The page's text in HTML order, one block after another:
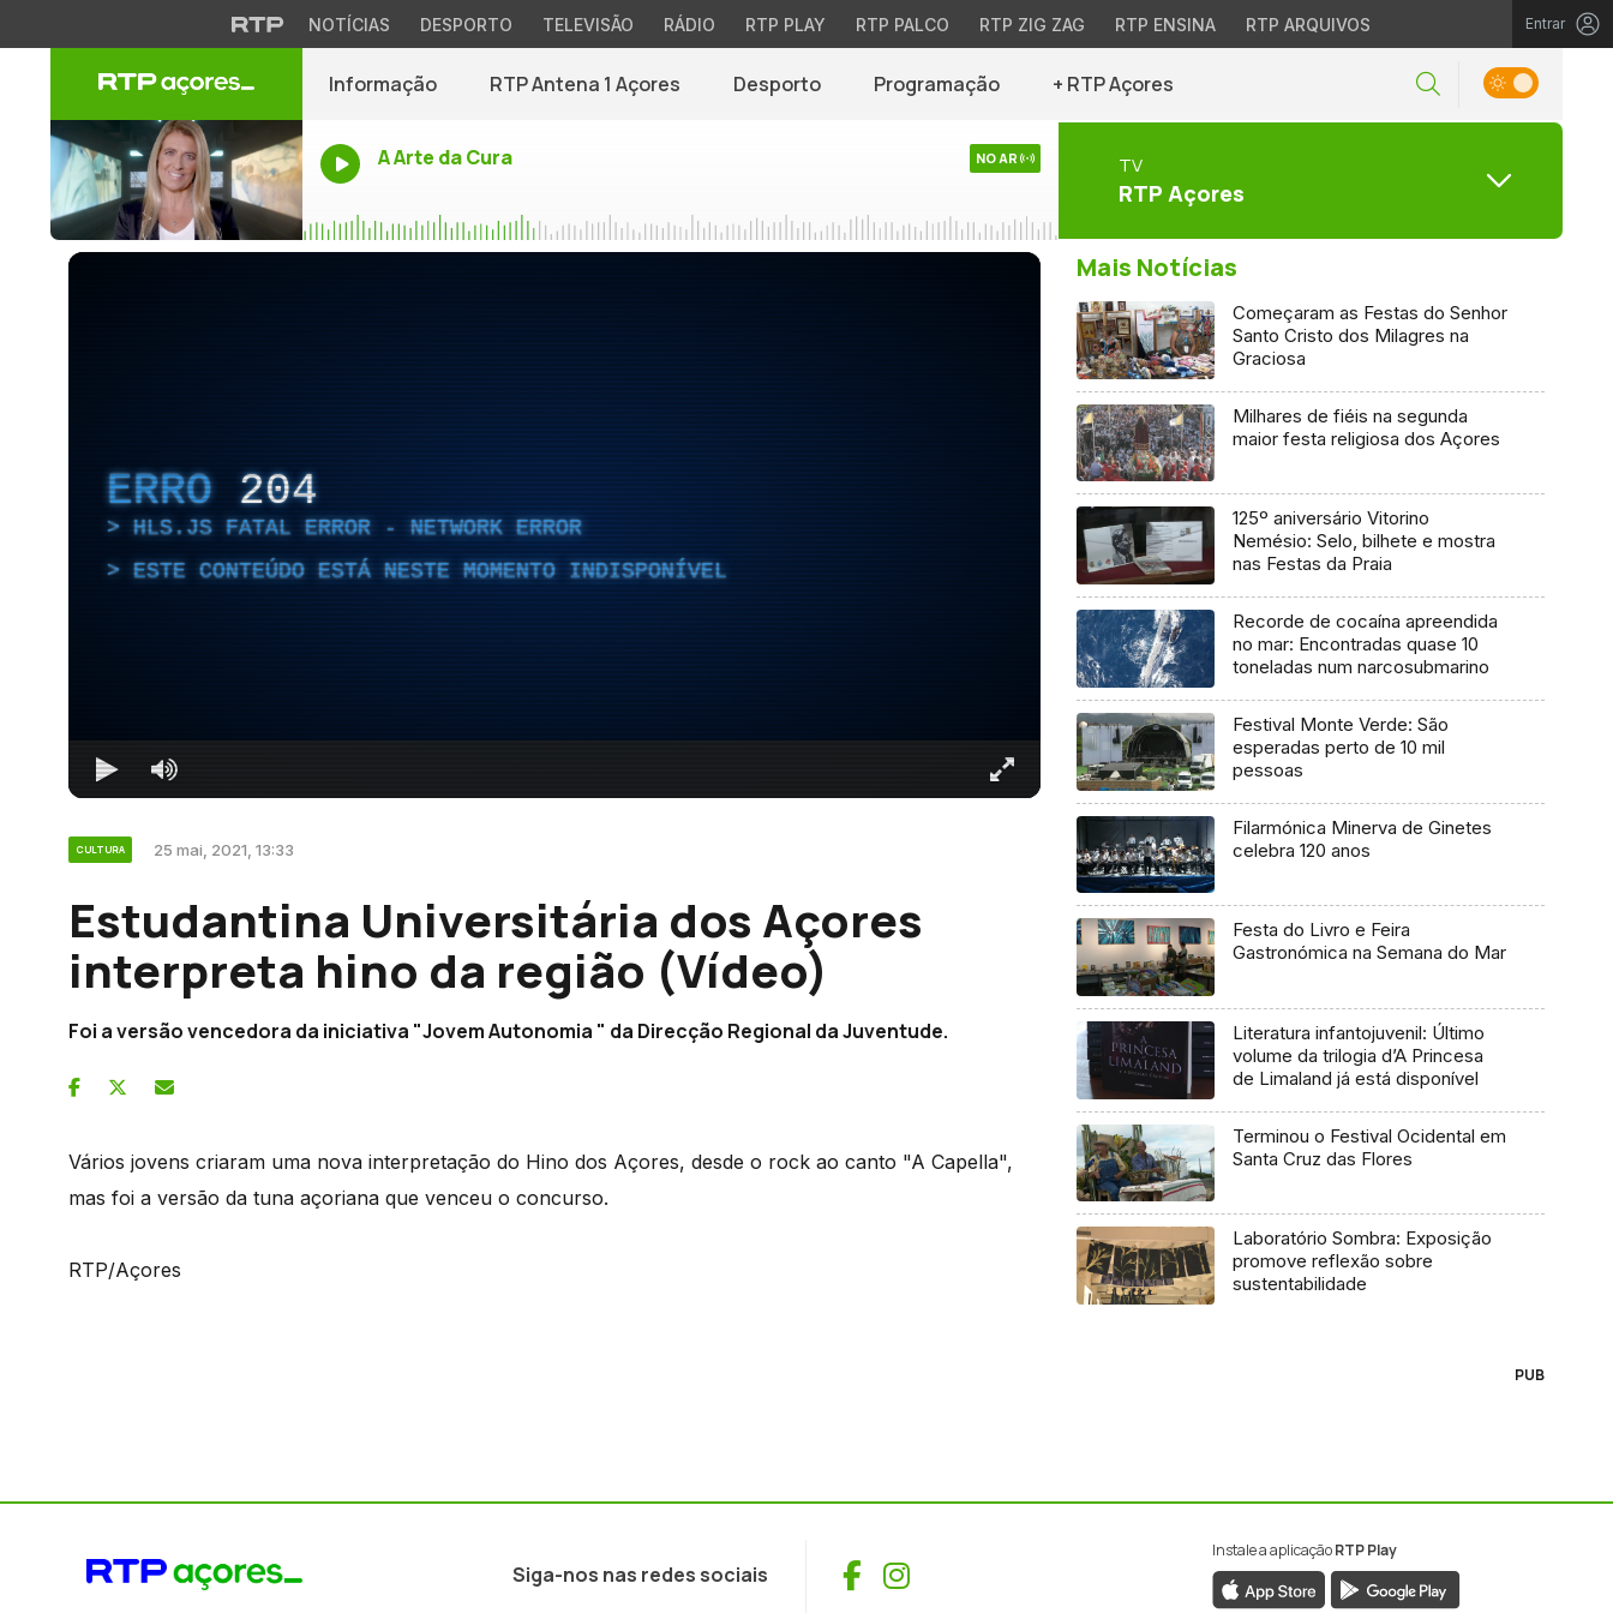
NOTÍCIAS DESPORTO TELEVISÃO RÁDIO RTP PLAY RTP PALCO RTP ZIG ZAG RTP ENSINA RTP ARQUIVOS Entrar
Informação RTP Antena 1 Açores Desporto Programação + RTP Açores
A Arte da Cura NO AR TV
RTP Açores
ERRO 204
HLS.JS FATAL ERROR - NETWORK ERROR
ESTE CONTEÚDO ESTÁ NESTE MOMENTO INDISPONÍVEL
CULTURA 25 mai, 2021, 13:33
Estudantina Universitária dos Açores
interpreta hino da região (Vídeo)
Foi a versão vencedora da iniciativa "Jovem Autonomia " da Direcção Regional da Juventude.
Vários jovens criaram uma nova interpretação do Hino dos Açores, desde o rock ao canto "A Capella",
mas foi a versão da tuna açoriana que venceu o concurso.
RTP/Açores
Mais Notícias
Começaram as Festas do Senhor
Santo Cristo dos Milagres na
Graciosa
Milhares de fiéis na segunda
maior festa religiosa dos Açores
125º aniversário Vitorino
Nemésio: Selo, bilhete e mostra
nas Festas da Praia
Recorde de cocaína apreendida
no mar: Encontradas quase 10
toneladas num narcosubmarino
Festival Monte Verde: São
esperadas perto de 10 mil
pessoas
Filarmónica Minerva de Ginetes
celebra 120 anos
Festa do Livro e Feira
Gastronómica na Semana do Mar
Literatura infantojuvenil: Último
volume da trilogia d’A Princesa
de Limaland já está disponível
Terminou o Festival Ocidental em
Santa Cruz das Flores
Laboratório Sombra: Exposição
promove reflexão sobre
sustentabilidade
PUB
Siga-nos nas redes sociais Facebook
Instagram
Instale a aplicaçãoRTP Play